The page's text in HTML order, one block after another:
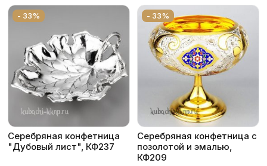
- 33%
Серебряная конфетница
"Дубовый лист", КФ237
- 33%
Серебряная конфетница с
позолотой и эмалью,
КФ209